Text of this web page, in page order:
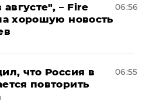
– Fire
хорошую новость
06:56
что Россия в
повторить
06:55